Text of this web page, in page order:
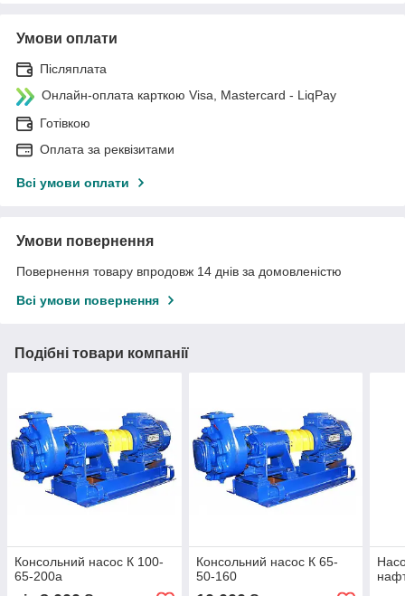
Умови оплати
Післяплата
Онлайн-оплата карткою Visa, Mastercard - LiqPay
Готівкою
Оплата за реквізитами
Всі умови оплати
Умови повернення
Повернення товару впродовж 14 днів за домовленістю
Всі умови повернення
Подібні товари компанії
Консольний насос К 100-
65-200а
Консольний насос К 65-
50-160